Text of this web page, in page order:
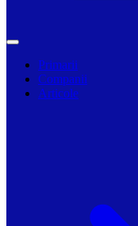
Primarii
Companii
Articole